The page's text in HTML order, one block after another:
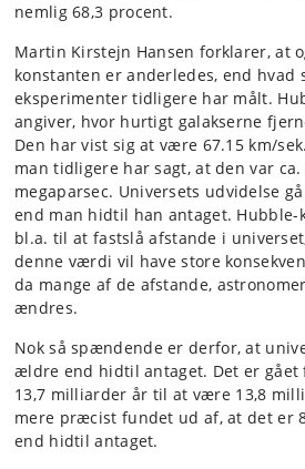
nemlig 68,3 procent.
Martin Kirstejn Hansen forklarer, at
konstanten er anderledes, end hvad
eksperimenter tidligere har målt.
angiver, hvor hurtigt galakserne
Den har vist sig at være 67.15 km/
man tidligere har sagt, at den var
megaparsec. Universets udvidelse
end man hidtil han antaget. Hubble-
bl.a. til at fastslå afstande i
denne værdi vil have store
da mange af de afstande,
ændres.
Nok så spændende er derfor, at
ældre end hidtil antaget. Det er gået
13,7 milliarder år til at være 13,8
mere præcist fundet ud af, at det er
end hidtil antaget.